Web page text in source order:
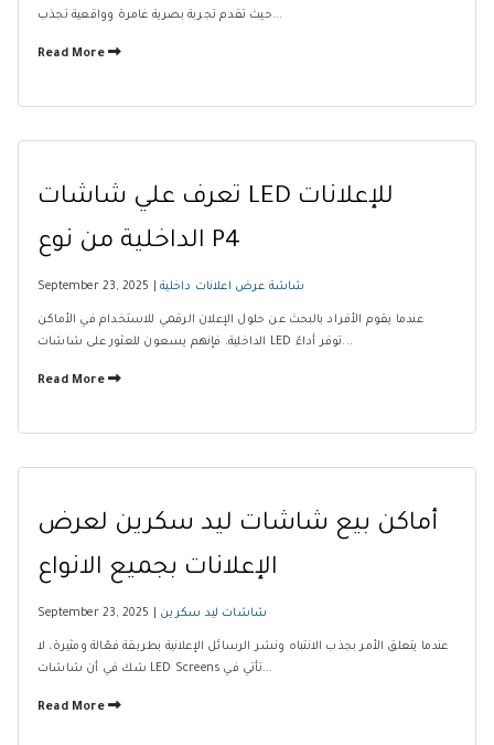
حيث تقدم تجربة بصرية غامرة وواقعية تجذب...
Read More
تعرف علي شاشات LED للإعلانات
الداخلية من نوع P4
September 23, 2025 |شاشة عرض اعلانات داخلية
عندما يقوم الأفراد بالبحث عن حلول الإعلان الرقمي للاستخدام في الأماكن
الداخلية، فإنهم يسعون للعثور على شاشات LED توفر أداءً...
Read More
أماكن بيع شاشات ليد سكرين لعرض
الإعلانات بجميع الانواع
September 23, 2025 | شاشات ليد سكرين
عندما يتعلق الأمر بجذب الانتباه ونشر الرسائل الإعلانية بطريقة فعّالة ومثيرة، لا
شك في أن شاشات LED Screens تأتي في...
Read More